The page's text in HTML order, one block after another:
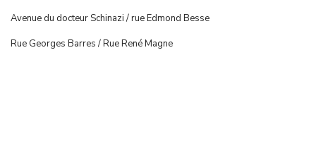
Avenue du docteur Schinazi / rue Edmond Besse
Rue Georges Barres / Rue René Magne